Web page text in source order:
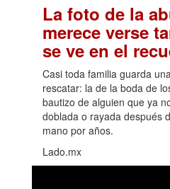
La foto de la
merece verse
se ve en el
Casi toda familia guarda
rescatar: la de la boda de
bautizo de alguien que ya
doblada o rayada después
mano por años.
Lado.mx